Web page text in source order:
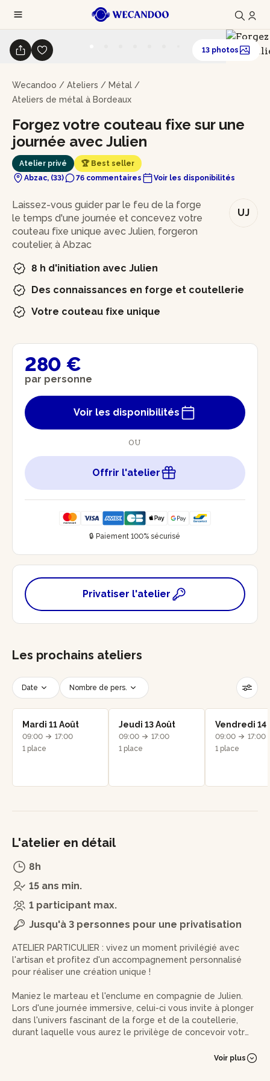
Wecandoo / Ateliers / Métal /
Ateliers de métal à Bordeaux
Forgez votre couteau fixe sur une
journée avec Julien
Atelier privé
🏆 Best seller
Abzac, (33)
76 commentaires Voir les disponibilités
13 photos
En bref
UJ
Laissez-vous guider par le feu de la forge
le temps d'une journée et concevez votre
couteau fixe unique avec Julien, forgeron
coutelier, à Abzac
8 h d'initiation avec Julien
Des connaissances en forge et coutellerie
Votre couteau fixe unique
280 €
par personne
Voir les disponibilités
OU
Offrir l'atelier
🔒 Paiement 100% sécurisé
Privatiser l'atelier
Les prochains ateliers
Date Nombre de pers.
Créneau horaire Réinitialiser les filtres
Mardi 11 Août
09:00
17:00
1 place
Jeudi 13 Août
09:00
17:00
1 place
Vendredi 14
09:00
17:00
1 place
L'atelier en détail
8h
15 ans min.
1 participant max.
Jusqu'à 3 personnes pour une privatisation
ATELIER PARTICULIER : vivez un moment privilégié avec
l'artisan et profitez d'un accompagnement personnalisé
pour réaliser une création unique !
Maniez le marteau et l'enclume en compagnie de Julien.
Lors d'une journée immersive, celui-ci vous invite à plonger
dans l'univers fascinant de la forge et de la coutellerie,
durant laquelle vous aurez le privilège de concevoir votre
Voir plus